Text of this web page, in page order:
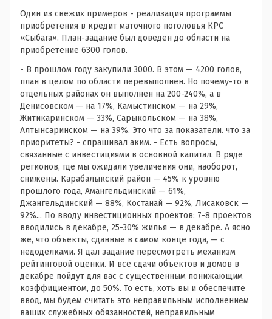
Один из свежих примеров - реализация программы
приобретения в кредит маточного поголовья КРС
«Сыбага». План-задание был доведен до области на
приобретение 6300 голов.
- В прошлом году закупили 3000. В этом — 4200 голов,
план в целом по области перевыполнен. Но почему-то в
отдельных районах он выполнен на 200-240%, а в
Денисовском — на 17%, Камыстинском — на 29%,
Житикаринском — 33%, Сарыкольском — на 38%,
Алтынсаринском — на 39%. Это что за показатели. что за
приоритеты? - спрашивал аким. - Есть вопросы,
связанные с инвестициями в основной капитал. В ряде
регионов, где мы ожидали увеличения они, наоборот,
снижены. Карабалыкский район — 45% к уровню
прошлого года, Амангельдинский — 61%,
Джангельдинский — 88%, Костанай — 92%, Лисаковск —
92%... По вводу инвестиционных проектов: 7-8 проектов
вводились в декабре, 25-30% жилья — в декабре. А ясно
же, что объекты, сданные в самом конце года, — с
недоделками. Я дал задание пересмотреть механизм
рейтинговой оценки. И все сдачи объектов и домов в
декабре пойдут для вас с существенным понижающим
коэффициентом, до 50%. То есть, хоть вы и обеспечите
ввод, мы будем считать это неправильным исполнением
ваших служебных обязанностей, неправильным